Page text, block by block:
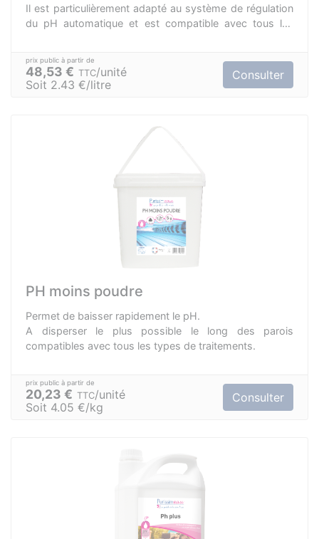
Il est particulièrement adapté au système de régulation
du pH automatique et est compatible avec tous les
par le grand public sont soumises à restriction.
48,53 € TTC unité
Soit 2.43 €/litre
Consulter
PH moins poudre
Permet de baisser rapidement le pH.
A disperser le plus possible le long des parois
compatibles avec tous les types de traitements.
20,23 € TTC unité
Soit 4.05 €/kg
Consulter